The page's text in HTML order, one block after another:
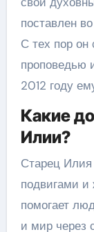
поставлен
С тех пор он
проповедью
2012 году
Какие
Илии?
Старец
подвигами
помогает
и мир через